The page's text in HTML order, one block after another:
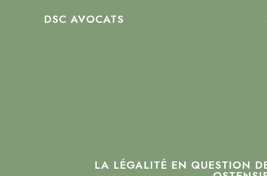
DSC AVOCATS
LA LÉGALITÉ EN QUESTION